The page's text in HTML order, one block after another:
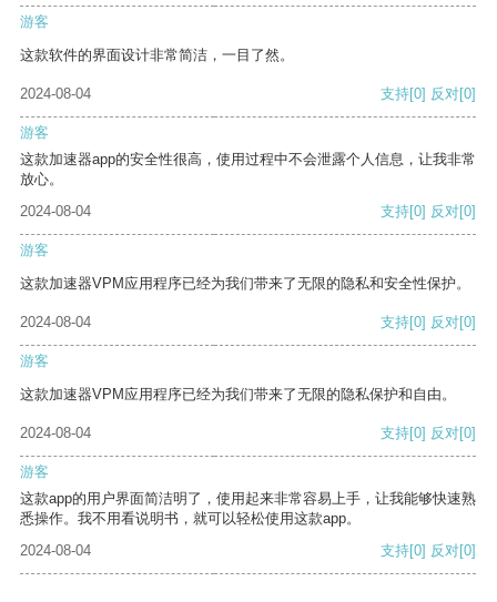
游客
这款软件的界面设计非常简洁，一目了然。
2024-08-04 支持[0] 反对[0]
游客
这款加速器app的安全性很高，使用过程中不会泄露个人信息，让我非常
放心。
2024-08-04
支持[0] 反对[0]
游客
这款加速器VPM应用程序已经为我们带来了无限的隐私和安全性保护。
2024-08-04 支持[0] 反对[0]
游客
这款加速器VPM应用程序已经为我们带来了无限的隐私保护和自由。
2024-08-04 支持[0] 反对[0]
游客
这款app的用户界面简洁明了，使用起来非常容易上手，让我能够快速熟
悉操作。我不用看说明书，就可以轻松使用这款app。
2024-08-04
支持[0] 反对[0]